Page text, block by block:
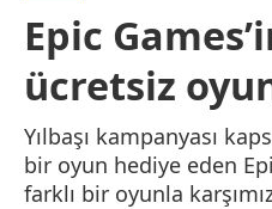
Epic
ücretsiz oyun
Yılbaşı kampanyası
bir oyun hediye eden
farklı bir oyunla